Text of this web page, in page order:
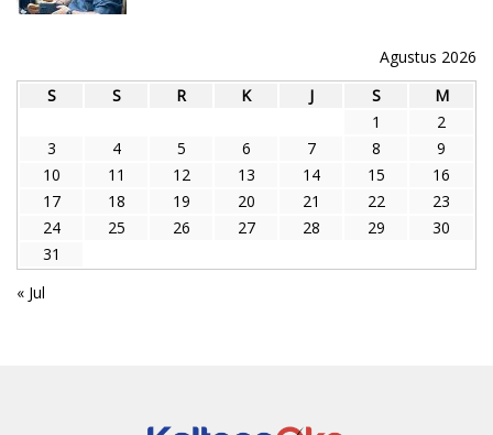
Agustus 2026
S
S R K J S
M
1
2
3
4 5 6 7 8
9
10
11 12 13 14 15
16
17
18 19 20 21 22
23
24
25 26 27 28 29
30
31
« Jul